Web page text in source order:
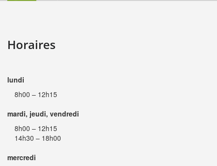
Horaires
lundi
8h00 – 12h15
mardi, jeudi, vendredi
8h00 – 12h15
14h30 – 18h00
mercredi